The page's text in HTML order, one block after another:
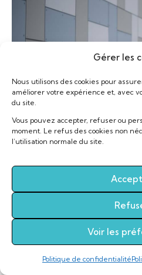
Gérer les
Nous utilisons des cookies pour
améliorer votre expérience et, avec
du site.
Vous pouvez accepter, refuser ou
moment. Le refus des cookies non
l’utilisation normale du site.
Voir les
Politique de confidentialité
Main Courante –
marches – Dalle
Travaux d’accessibilité
mobilité réduite
Copyright © 2026.